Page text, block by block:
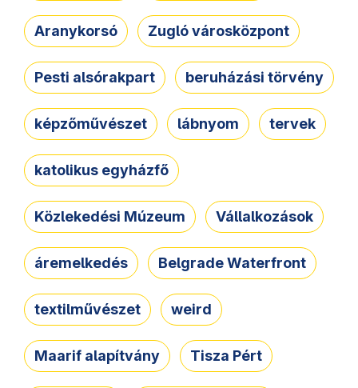
Aranykorsó Zugló városközpont
Pesti alsórakpart beruházási törvény
képzőművészet lábnyom tervek
katolikus egyházfő
Közlekedési Múzeum Vállalkozások
áremelkedés Belgrade Waterfront
textilművészet weird
Maarif alapítvány Tisza Pért